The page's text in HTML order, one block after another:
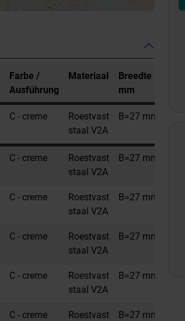
Farbe /
Ausführung
Materiaal
Breedte
mm
C - creme
Roestvast
staal V2A
B=27 mm
C - creme
Roestvast
staal V2A
B=27 mm
C - creme
Roestvast
staal V2A
B=27 mm
C - creme
Roestvast
staal V2A
B=27 mm
C - creme
Roestvast
staal V2A
B=27 mm
C - creme
Roestvast
B=27 mm